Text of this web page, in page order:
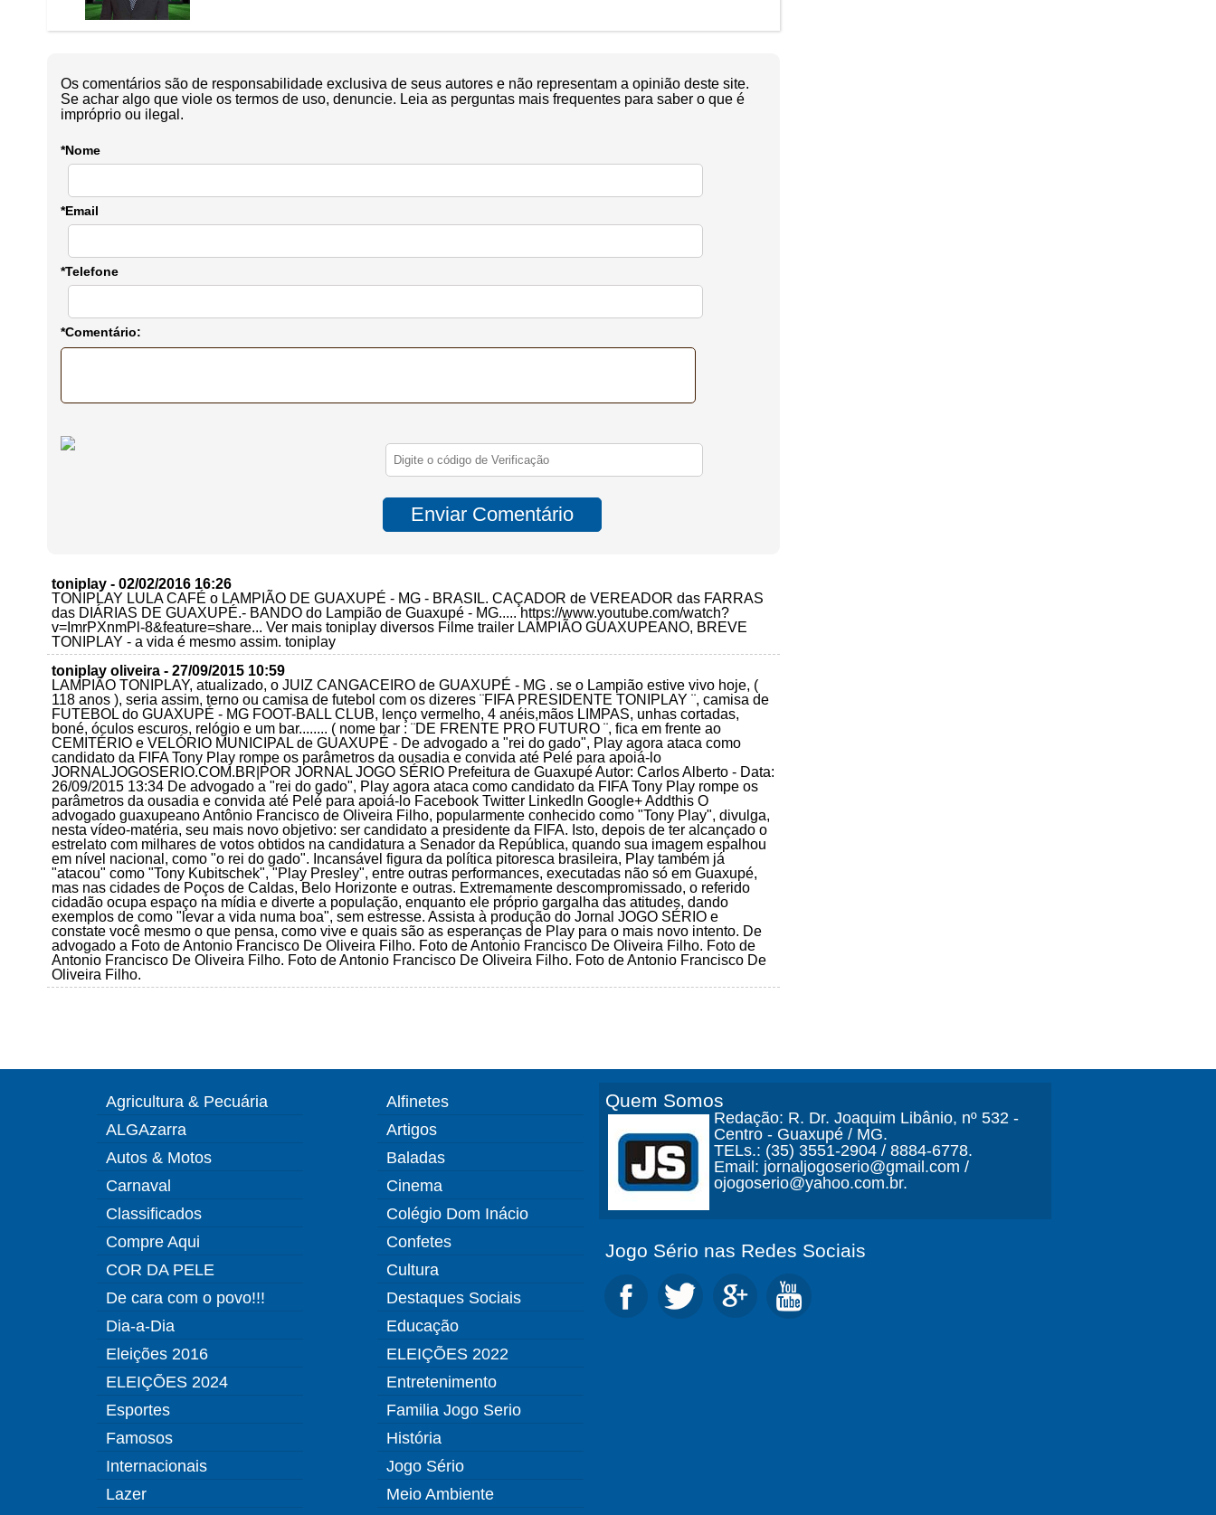
Os comentários são de responsabilidade exclusiva de seus autores e não representam a opinião deste site.
Se achar algo que viole os termos de uso, denuncie. Leia as perguntas mais frequentes para saber o que é
impróprio ou ilegal.
*Nome
*Email
*Telefone
*Comentário:
toniplay - 02/02/2016 16:26
TONIPLAY LULA CAFÉ o LAMPIÃO DE GUAXUPÉ - MG - BRASIL. CAÇADOR de VEREADOR das FARRAS
das DIÁRIAS DE GUAXUPÉ.- BANDO do Lampião de Guaxupé - MG..... https://www.youtube.com/watch?
v=ImrPXnmPl-8&feature=share... Ver mais toniplay diversos Filme trailer LAMPIÃO GUAXUPEANO, BREVE
TONIPLAY - a vida é mesmo assim. toniplay
toniplay oliveira - 27/09/2015 10:59
LAMPIÃO TONIPLAY, atualizado, o JUIZ CANGACEIRO de GUAXUPÉ - MG . se o Lampião estive vivo hoje, (
118 anos ), seria assim, terno ou camisa de futebol com os dizeres ¨FIFA PRESIDENTE TONIPLAY ¨, camisa de
FUTEBOL do GUAXUPÉ - MG FOOT-BALL CLUB, lenço vermelho, 4 anéis,mãos LIMPAS, unhas cortadas,
boné, óculos escuros, relógio e um bar........ ( nome bar : ¨DE FRENTE PRO FUTURO ¨, fica em frente ao
CEMITÉRIO e VELÓRIO MUNICIPAL de GUAXUPÉ - De advogado a "rei do gado", Play agora ataca como
candidato da FIFA Tony Play rompe os parâmetros da ousadia e convida até Pelé para apoiá-lo
JORNALJOGOSERIO.COM.BR|POR JORNAL JOGO SÉRIO Prefeitura de Guaxupé Autor: Carlos Alberto - Data:
26/09/2015 13:34 De advogado a "rei do gado", Play agora ataca como candidato da FIFA Tony Play rompe os
parâmetros da ousadia e convida até Pelé para apoiá-lo Facebook Twitter LinkedIn Google+ Addthis O
advogado guaxupeano Antônio Francisco de Oliveira Filho, popularmente conhecido como "Tony Play", divulga,
nesta vídeo-matéria, seu mais novo objetivo: ser candidato a presidente da FIFA. Isto, depois de ter alcançado o
estrelato com milhares de votos obtidos na candidatura a Senador da República, quando sua imagem espalhou
em nível nacional, como "o rei do gado". Incansável figura da política pitoresca brasileira, Play também já
"atacou" como "Tony Kubitschek", "Play Presley", entre outras performances, executadas não só em Guaxupé,
mas nas cidades de Poços de Caldas, Belo Horizonte e outras. Extremamente descompromissado, o referido
cidadão ocupa espaço na mídia e diverte a população, enquanto ele próprio gargalha das atitudes, dando
exemplos de como "levar a vida numa boa", sem estresse. Assista à produção do Jornal JOGO SÉRIO e
constate você mesmo o que pensa, como vive e quais são as esperanças de Play para o mais novo intento. De
advogado a Foto de Antonio Francisco De Oliveira Filho. Foto de Antonio Francisco De Oliveira Filho. Foto de
Antonio Francisco De Oliveira Filho. Foto de Antonio Francisco De Oliveira Filho. Foto de Antonio Francisco De
Oliveira Filho.
Agricultura & Pecuária
ALGAzarra
Autos & Motos
Carnaval
Classificados
Compre Aqui
COR DA PELE
De cara com o povo!!!
Dia-a-Dia
Eleições 2016
ELEIÇÕES 2024
Esportes
Famosos
Internacionais
Lazer
Alfinetes
Artigos
Baladas
Cinema
Colégio Dom Inácio
Confetes
Cultura
Destaques Sociais
Educação
ELEIÇÕES 2022
Entretenimento
Familia Jogo Serio
História
Jogo Sério
Meio Ambiente
Quem Somos
Redação: R. Dr. Joaquim Libânio, nº 532 -
Centro - Guaxupé / MG.
TELs.: (35) 3551-2904 / 8884-6778.
Email: jornaljogoserio@gmail.com /
ojogoserio@yahoo.com.br.
Jogo Sério nas Redes Sociais